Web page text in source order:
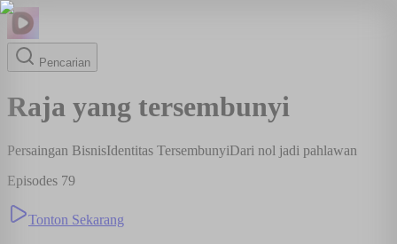
Pencarian
Raja yang tersembunyi
Persaingan BisnisIdentitas TersembunyiDari nol jadi pahlawan
Episodes 79
Tonton Sekarang